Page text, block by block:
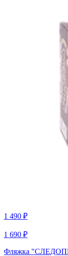
1 490 ₽
1 690 ₽
Фляжка